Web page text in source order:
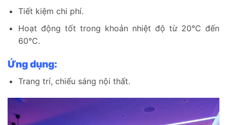
Tiết kiệm chi phí.
Hoạt động tốt trong khoản nhiệt độ từ 20°C đến
60°C.
Ứng dụng:
Trang trí, chiếu sáng nội thất.